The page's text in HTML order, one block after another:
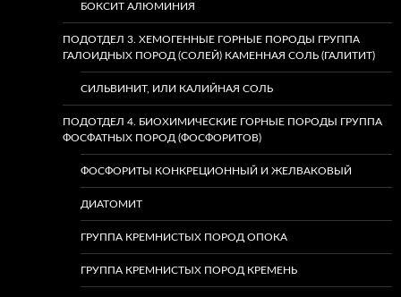
БОКСИТ АЛЮМИНИЯ
ПОДОТДЕЛ 3. ХЕМОГЕННЫЕ ГОРНЫЕ ПОРОДЫ ГРУППА
ГАЛОИДНЫХ ПОРОД (СОЛЕЙ) КАМЕННАЯ СОЛЬ (ГАЛИТИТ)
СИЛЬВИНИТ, ИЛИ КАЛИЙНАЯ СОЛЬ
ПОДОТДЕЛ 4. БИОХИМИЧЕСКИЕ ГОРНЫЕ ПОРОДЫ ГРУППА
ФОСФАТНЫХ ПОРОД (ФОСФОРИТОВ)
ФОСФОРИТЫ КОНКРЕЦИОННЫЙ И ЖЕЛВАКОВЫЙ
ДИАТОМИТ
ГРУППА КРЕМНИСТЫХ ПОРОД ОПОКА
ГРУППА КРЕМНИСТЫХ ПОРОД КРЕМЕНЬ